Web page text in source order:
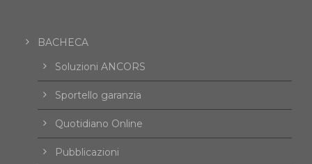
BACHECA
Soluzioni ANCORS
Sportello garanzia
Quotidiano Online
Pubblicazioni